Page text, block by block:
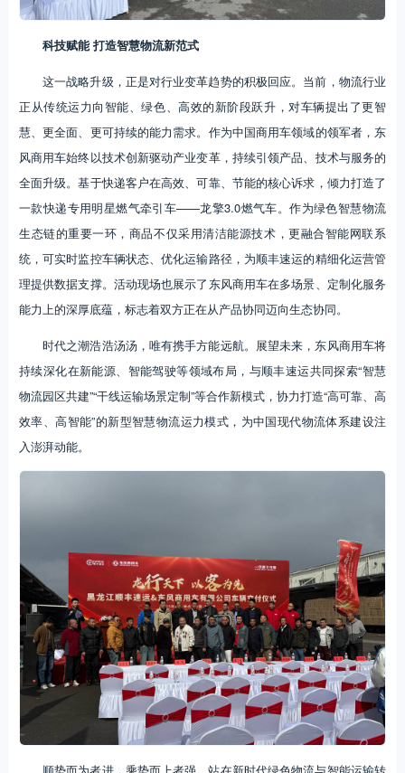
科技赋能打造智慧物流新范式
这一战略升级，正是对行业变革趋势的积极回应。当前，物流行业
正从传统运力向智能、绿色、高效的新阶段跃升，对车辆提出了更智
慧、更全面、更可持续的能力需求。作为中国商用车领域的领军者，东
风商用车始终以技术创新驱动产业变革，持续引领产品、技术与服务的
全面升级。基于快递客户在高效、可靠、节能的核心诉求，倾力打造了
一款快递专用明星燃气牵引车——龙擎3.0燃气车。作为绿色智慧物流
生态链的重要一环，商品不仅采用清洁能源技术，更融合智能网联系
统，可实时监控车辆状态、优化运输路径，为顺丰速运的精细化运营管
理提供数据支撑。活动现场也展示了东风商用车在多场景、定制化服务
能力上的深厚底蕴，标志着双方正在从产品协同迈向生态协同。
时代之潮浩浩汤汤，唯有携手方能远航。展望未来，东风商用车将
持续深化在新能源、智能驾驶等领域布局，与顺丰速运共同探索“智慧
物流园区共建”“干线运输场景定制”等合作新模式，协力打造“高可靠、高
效率、高智能”的新型智慧物流运力模式，为中国现代物流体系建设注
入澎湃动能。